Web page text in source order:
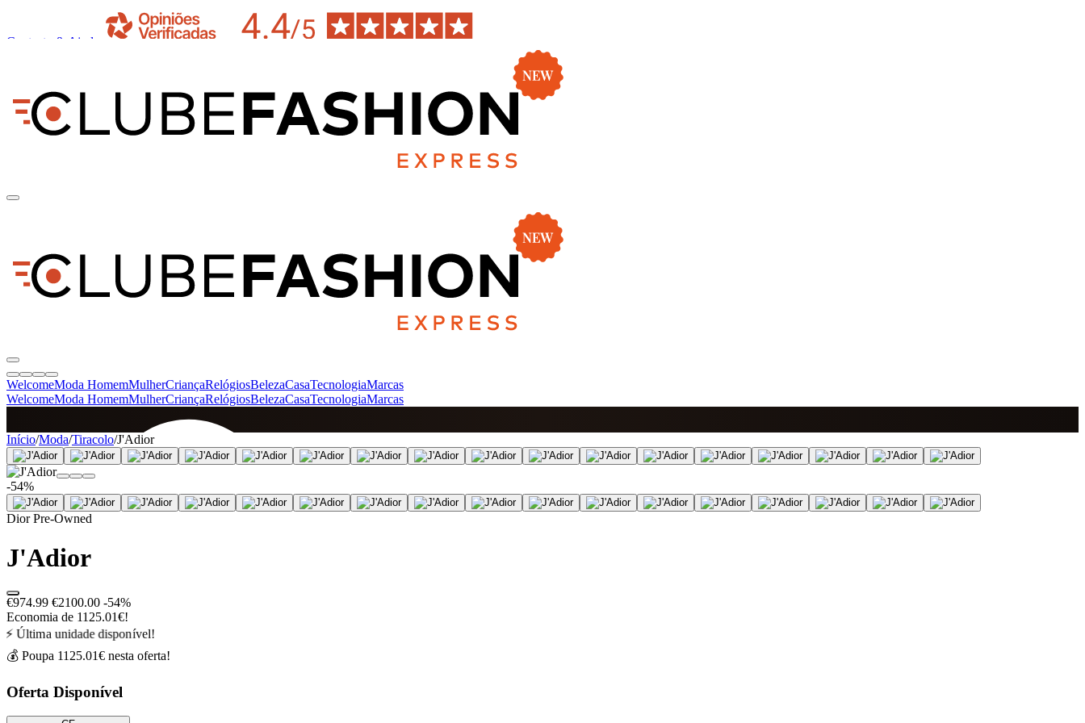
Contacto & Ajuda
WelcomeModa HomemMulherCriançaRelógiosBelezaCasaTecnologiaMarcas
WelcomeModa HomemMulherCriançaRelógiosBelezaCasaTecnologiaMarcas
SINCE 2005
+de 36.000 reviews
Início/Moda/Tiracolo/J'Adior
-54%
Dior Pre-Owned
J'Adior
€974.99 €2100.00 -54%
Economia de 1125.01€!
⚡ Última unidade disponível!
💰 Poupa 1125.01€ nesta oferta!
Oferta Disponível